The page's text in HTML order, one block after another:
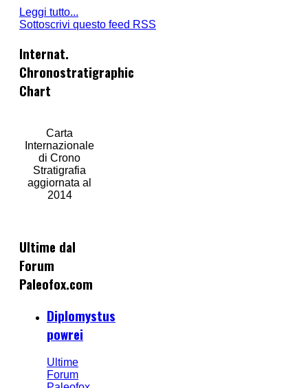
Leggi tutto...
Sottoscrivi questo feed RSS
Internat.
Chronostratigraphic
Chart
Carta
Internazionale
di Crono
Stratigrafia
aggiornata al
2014
Ultime dal
Forum
Paleofox.com
Diplomystus
powrei
Ultime
Forum